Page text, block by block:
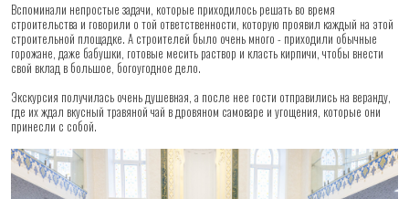
Вспоминали непростые задачи, которые приходилось решать во время
строительства и говорили о той ответственности, которую проявил каждый на этой
строительной площадке. А строителей было очень много - приходили обычные
горожане, даже бабушки, готовые месить раствор и класть кирпичи, чтобы внести
свой вклад в большое, богоугодное дело.
Экскурсия получилась очень душевная, а после нее гости отправились на веранду,
где их ждал вкусный травяной чай в дровяном самоваре и угощения, которые они
принесли с собой.